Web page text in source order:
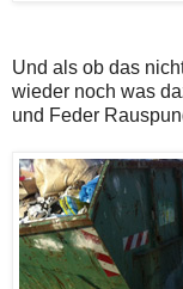
Und als ob das
wieder noch was
und Feder